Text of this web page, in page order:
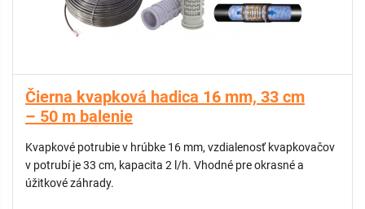
Čierna kvapková hadica 16 mm, 33 cm
– 50 m balenie
Kvapkové potrubie v hrúbke 16 mm, vzdialenosť kvapkovačov
v potrubí je 33 cm, kapacita 2 l/h. Vhodné pre okrasné a
úžitkové záhrady.